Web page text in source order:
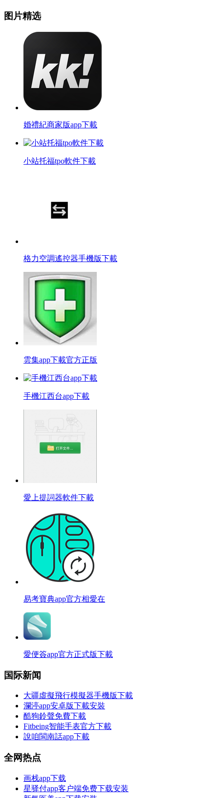
图片精选
婚禮紀商家版app下載
小站托福tpo軟件下載
格力空調遙控器手機版下載
雲集app下載官方正版
手機江西台app下載
愛上提詞器軟件下載
易考寶典app官方相愛在
愛便簽app官方正式版下載
国际新闻
大疆虛擬飛行模擬器手機版下載
瀾渟app安卓版下載安裝
酷狗鈴聲免費下載
Fitbeing智能手表官方下載
說咱閩南話app下載
全网热点
画栈app下载
星驿付app客户端免费下载安装